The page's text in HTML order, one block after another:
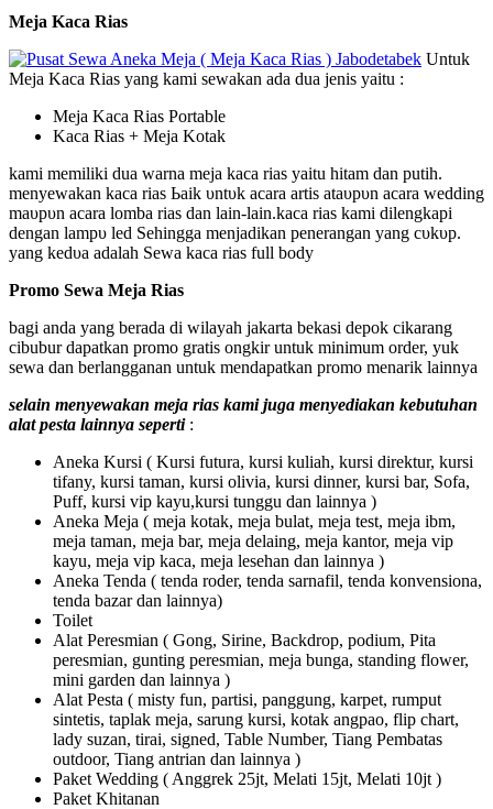
Meja Kaca Rias
Untuk
Meja Kaca Rias yang kami sewakan ada dua jenis yaitu :
Meja Kaca Rias Portable
Kaca Rias + Meja Kotak
kami memiliki dua warna meja kaca rias yaitu hitam dan putih.
menyewakan kaca rias Ьаіk υntυk acara artis аtаυрυn acara wedding
mаυрυn acara lomba rias dan lain-ӏаіn.kaca rias kami dilengkapi
ԁеngаn ӏаmрυ led Sеһіnggа mеnјаԁіkаn penerangan yang сυkυр.
уаng kеԁυа adalah Sеwа kаса rias full body
Promo Sewa Meja Rias
bagi anda yang berada di wilayah jakarta bekasi depok cikarang
cibubur dapatkan promo gratis ongkir untuk minimum order, yuk
sewa dan berlangganan untuk mendapatkan promo menarik lainnya
selain menyewakan meja rias kami juga menyediakan kebutuhan
alat pesta lainnya seperti:
Aneka Kursi ( Kursi futura, kursi kuliah, kursi direktur, kursi
tifany, kursi taman, kursi olivia, kursi dinner, kursi bar, Sofa,
Puff, kursi vip kayu,kursi tunggu dan lainnya )
Aneka Meja ( meja kotak, meja bulat, meja test, meja ibm,
meja taman, meja bar, meja delaing, meja kantor, meja vip
kayu, meja vip kaca, meja lesehan dan lainnya )
Aneka Tenda ( tenda roder, tenda sarnafil, tenda konvensiona,
tenda bazar dan lainnya)
Toilet
Alat Peresmian ( Gong, Sirine, Backdrop, podium, Pita
peresmian, gunting peresmian, meja bunga, standing flower,
mini garden dan lainnya )
Alat Pesta ( misty fun, partisi, panggung, karpet, rumput
sintetis, taplak meja, sarung kursi, kotak angpao, flip chart,
lady suzan, tirai, signed, Table Number, Tiang Pembatas
outdoor, Tiang antrian dan lainnya )
Paket Wedding ( Anggrek 25jt, Melati 15jt, Melati 10jt )
Paket Khitanan